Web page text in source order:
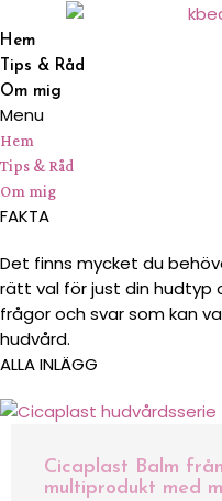
Hem
Tips & Råd
Om mig
Menu
Hem
Tips & Råd
Om mig
FAKTA
Det finns mycket du
rätt val för just din hudtyp
frågor och svar som kan
hudvård.
ALLA INLÄGG
Cicaplast Balm
multiprodukt med